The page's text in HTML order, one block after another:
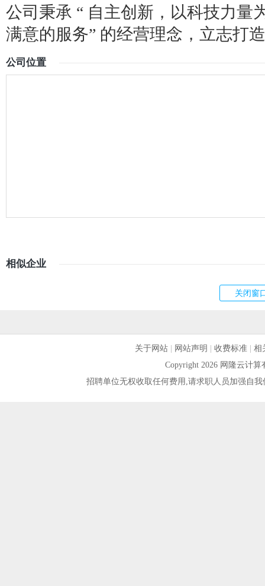
公司秉承 “ 自主创新，以科技力量
满意的服务” 的经营理念，立志打
公司位置
相似企业
关于网站| 网站声明 收费标准| 相
Copyright 2026 网隆云计
招聘单位无权收取任何费用,请求职人员加强自